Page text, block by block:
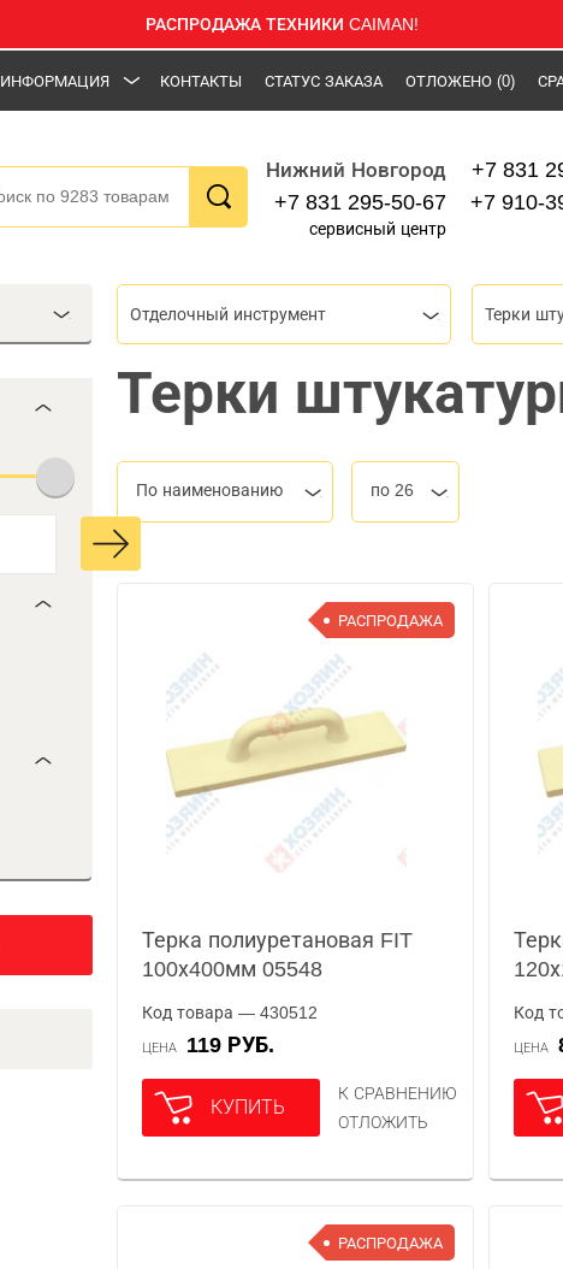
РАСПРОДАЖА ТЕХНИКИ CAIMAN!
ИНФОРМАЦИЯ КОНТАКТЫ СТАТУС ЗАКАЗА ОТЛОЖЕНО (0)
Нижний Новгород
+7 831 295-50-67
сервисный центр
+7 831
+7 910-
Отделочный инструмент Терки
Терки
По наименованию по 26
РАСПРОДАЖА
Терка полиуретановая FIT
100х400мм 05548
Код товара — 430512
ЦЕНА 119 РУБ.
КУПИТЬ
К СРАВНЕНИЮ
ОТЛОЖИТЬ
Код
ЦЕНА
РАСПРОДАЖА